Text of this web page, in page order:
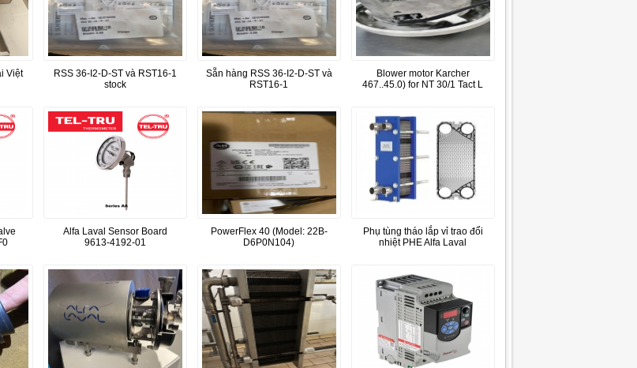
Việt
RSS 36-I2-D-ST và RST16-1
stock
Sẵn hàng RSS 36-I2-D-ST và
RST16-1
Blower motor Karcher
467..45.0) for NT 30/1 Tact L
Alfa Laval Sensor Board
9613-4192-01
PowerFlex 40 (Model: 22B-
D6P0N104)
Phụ tùng tháo lắp vỉ trao đổi
nhiệt PHE Alfa Laval